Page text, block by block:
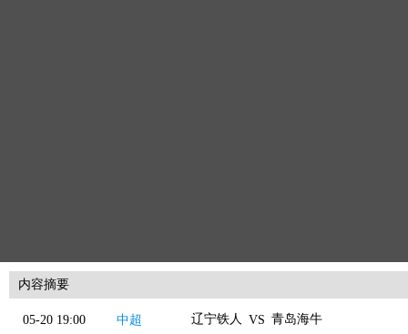
内容摘要
05-20 19:00 中超 辽宁铁人 VS 青岛海牛